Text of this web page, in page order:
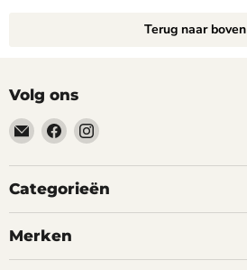
Terug naar boven
Volg ons
Email
happyhond.nl
Vind
ons
op
Facebook
Vind
op
Instagram
Categorieën
Merken